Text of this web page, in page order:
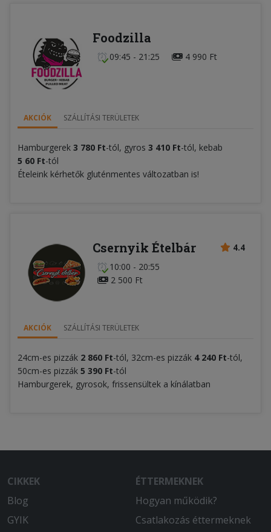
Foodzilla
09:45 - 21:25 4 990 Ft
AKCIÓK SZÁLLÍTÁSI TERÜLETEK
Hamburgerek 3 780 Ft-tól, gyros 3 410 Ft-tól, kebab
5 60 Ft-tól
Ételeink kérhetők gluténmentes változatban is!
4.4
Csernyik Ételbár
10:00 - 20:55
2 500 Ft
AKCIÓK SZÁLLÍTÁSI TERÜLETEK
24cm-es pizzák 2 860 Ft-tól, 32cm-es pizzák 4 240 Ft-tól,
50cm-es pizzák 5 390 Ft-tól
Hamburgerek, gyrosok, frissensültek a kínálatban
CIKKEK
Blog
GYIK
ÉTTERMEKNEK
Hogyan működik?
Csatlakozás éttermeknek